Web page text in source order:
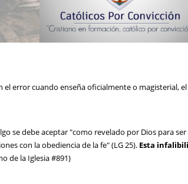
el error cuando enseña oficialmente o magisterial, el
se debe aceptar "como revelado por Dios para ser
con la obediencia de la fe" (LG 25). Esta
de la Iglesia #891)